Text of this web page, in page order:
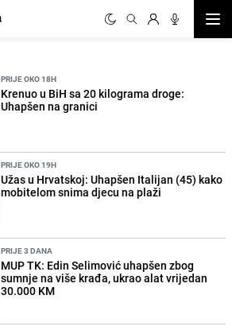
PRIJE OKO 18H
Krenuo u BiH sa 20 kilograma droge:
Uhapšen na granici
PRIJE OKO 19H
Užas u Hrvatskoj: Uhapšen Italijan (45) kako
mobitelom snima djecu na plaži
PRIJE 3 DANA
MUP TK: Edin Selimović uhapšen zbog
sumnje na više krađa, ukrao alat vrijedan
30.000 KM